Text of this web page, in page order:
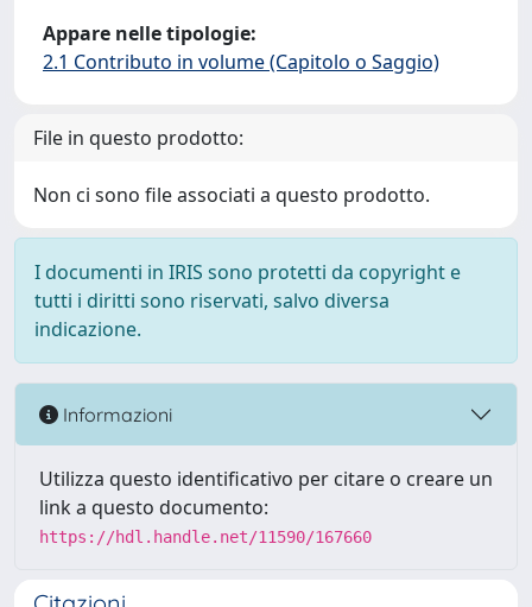
Appare nelle tipologie:
2.1 Contributo in volume (Capitolo o Saggio)
File in questo prodotto:
Non ci sono file associati a questo prodotto.
I documenti in IRIS sono protetti da copyright e
tutti i diritti sono riservati, salvo diversa
indicazione.
Informazioni
Utilizza questo identificativo per citare o creare un
link a questo documento:
https://hdl.handle.net/11590/167660